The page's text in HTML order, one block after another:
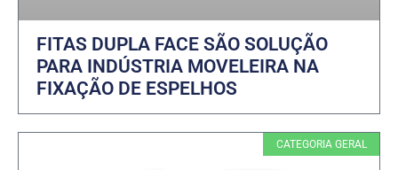
FITAS DUPLA FACE SÃO SOLUÇÃO
PARA INDÚSTRIA MOVELEIRA NA
FIXAÇÃO DE ESPELHOS
CATEGORIA GERAL